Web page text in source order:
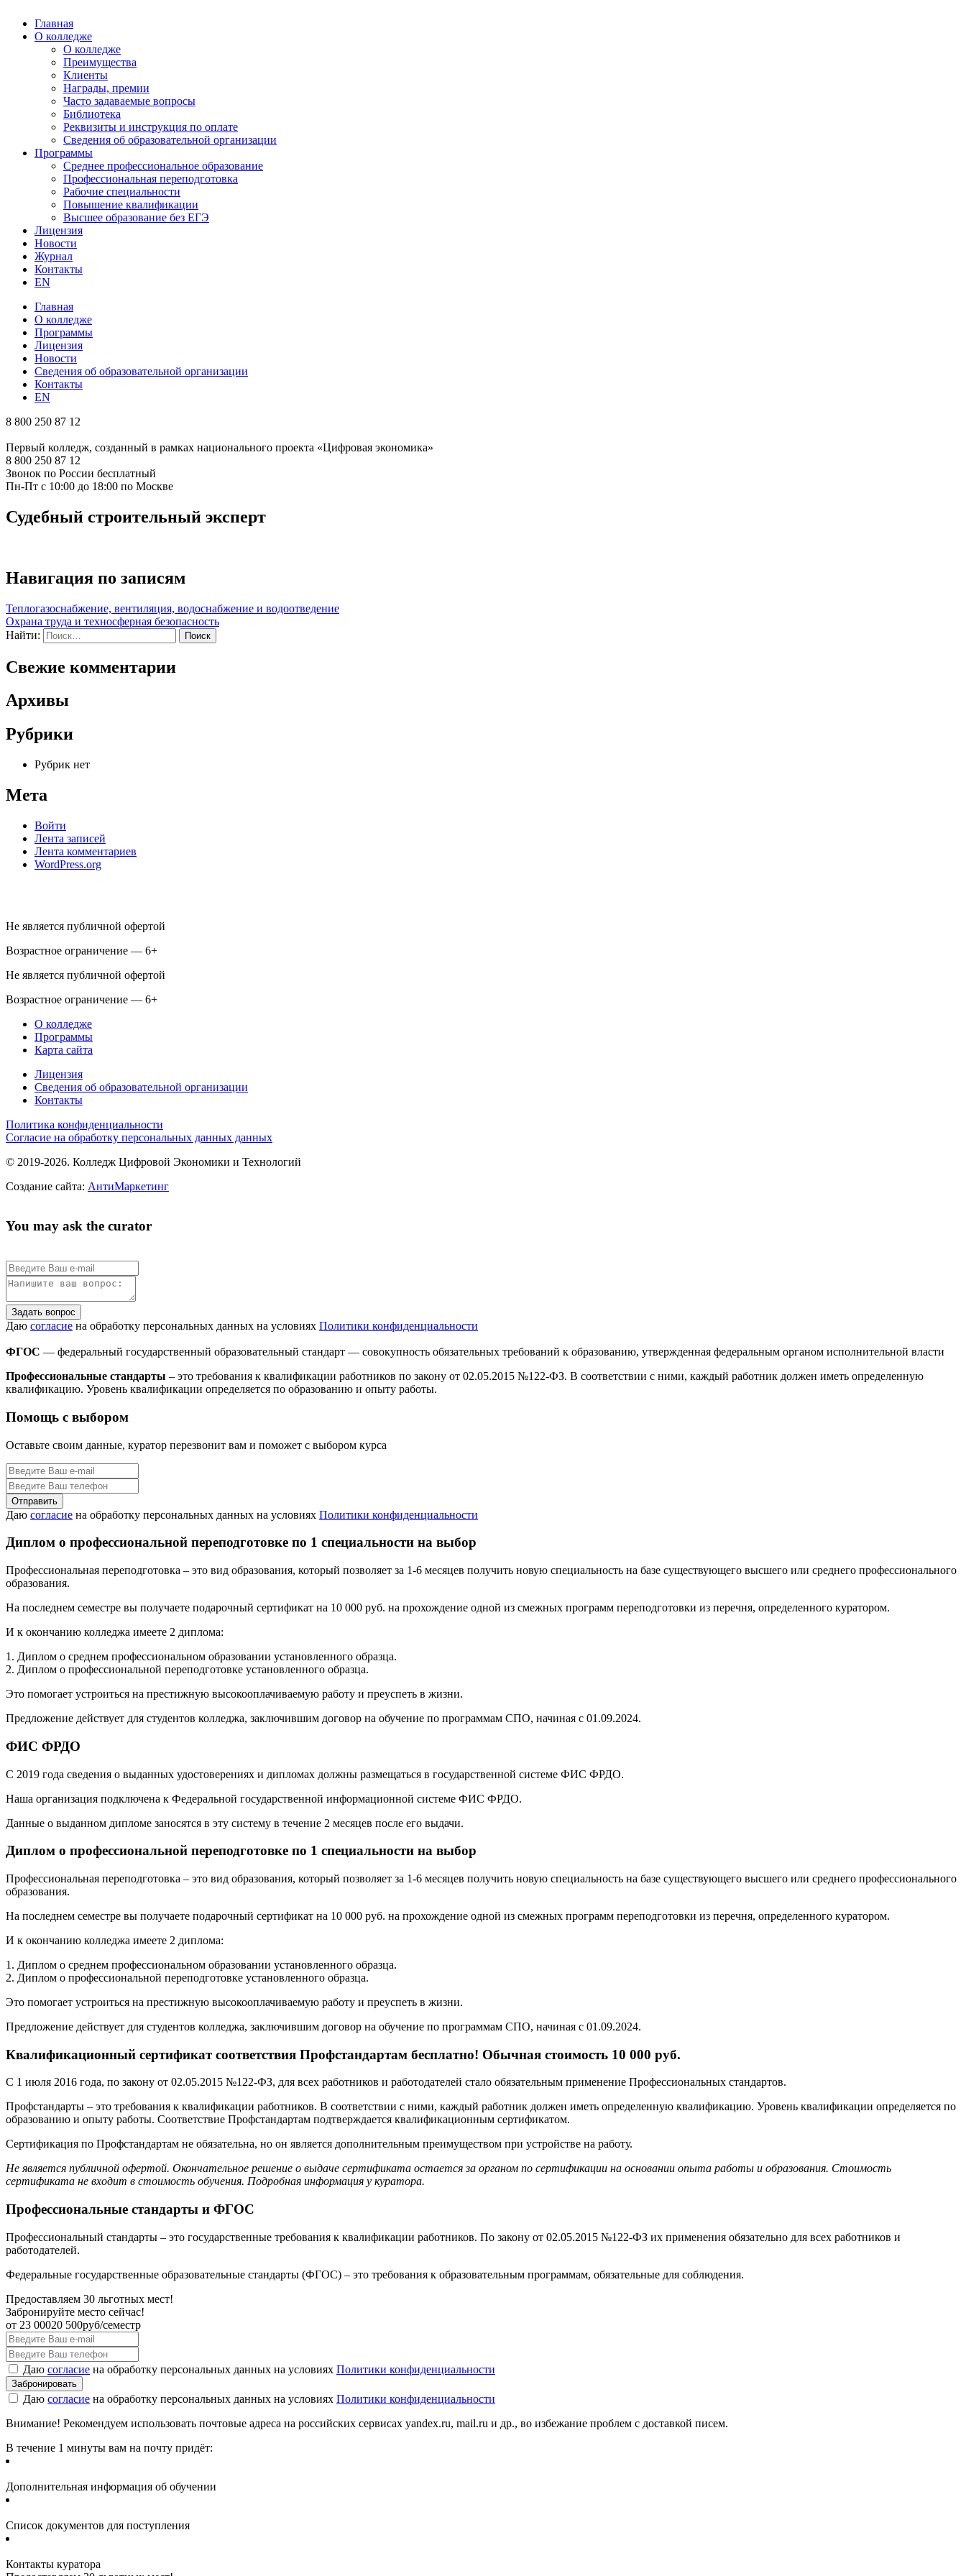
Главная
О колледже
О колледже
Преимущества
Клиенты
Награды, премии
Часто задаваемые вопросы
Библиотека
Реквизиты и инструкция по оплате
Сведения об образовательной организации
Программы
Среднее профессиональное образование
Профессиональная переподготовка
Рабочие специальности
Повышение квалификации
Высшее образование без ЕГЭ
Лицензия
Новости
Журнал
Контакты
EN
Главная
О колледже
Программы
Лицензия
Новости
Сведения об образовательной организации
Контакты
EN
8 800 250 87 12
Первый колледж, созданный в рамках национального проекта «Цифровая экономика»
8 800 250 87 12
Звонок по России бесплатный
Пн-Пт с 10:00 до 18:00 по Москве
Судебный строительный эксперт
Навигация по записям
Теплогазоснабжение, вентиляция, водоснабжение и водоотведение
Охрана труда и техносферная безопасность
Найти:
Свежие комментарии
Архивы
Рубрики
Рубрик нет
Мета
Войти
Лента записей
Лента комментариев
WordPress.org
Не является публичной офертой
Возрастное ограничение — 6+
Не является публичной офертой
Возрастное ограничение — 6+
О колледже
Программы
Карта сайта
Лицензия
Сведения об образовательной организации
Контакты
Политика конфиденциальности
Согласие на обработку персональных данных данных
© 2019-2026. Колледж Цифровой Экономики и Технологий
Создание сайта: АнтиМаркетинг
You may ask the curator
Задать вопрос
Даю согласие на обработку персональных данных на условиях Политики конфиденциальности
ФГОС — федеральный государственный образовательный стандарт — совокупность обязательных требований к образованию, утвержденная федеральным органом исполнительной власти
Профессиональные стандарты – это требования к квалификации работников по закону от 02.05.2015 №122-ФЗ. В соответствии с ними, каждый работник должен иметь определенную
квалификацию. Уровень квалификации определяется по образованию и опыту работы.
Помощь с выбором
Оставьте своим данные, куратор перезвонит вам и поможет с выбором курса
Даю согласие на обработку персональных данных на условиях Политики конфиденциальности
Диплом о профессиональной переподготовке по 1 специальности на выбор
Профессиональная переподготовка – это вид образования, который позволяет за 1-6 месяцев получить новую специальность на базе существующего высшего или среднего профессионального
образования.
На последнем семестре вы получаете подарочный сертификат на 10 000 руб. на прохождение одной из смежных программ переподготовки из перечня, определенного куратором.
И к окончанию колледжа имеете 2 диплома:
1. Диплом о среднем профессиональном образовании установленного образца.
2. Диплом о профессиональной переподготовке установленного образца.
Это помогает устроиться на престижную высокооплачиваемую работу и преуспеть в жизни.
Предложение действует для студентов колледжа, заключившим договор на обучение по программам СПО, начиная с 01.09.2024.
ФИС ФРДО
С 2019 года сведения о выданных удостоверениях и дипломах должны размещаться в государственной системе ФИС ФРДО.
Наша организация подключена к Федеральной государственной информационной системе ФИС ФРДО.
Данные о выданном дипломе заносятся в эту систему в течение 2 месяцев после его выдачи.
Диплом о профессиональной переподготовке по 1 специальности на выбор
Профессиональная переподготовка – это вид образования, который позволяет за 1-6 месяцев получить новую специальность на базе существующего высшего или среднего профессионального
образования.
На последнем семестре вы получаете подарочный сертификат на 10 000 руб. на прохождение одной из смежных программ переподготовки из перечня, определенного куратором.
И к окончанию колледжа имеете 2 диплома:
1. Диплом о среднем профессиональном образовании установленного образца.
2. Диплом о профессиональной переподготовке установленного образца.
Это помогает устроиться на престижную высокооплачиваемую работу и преуспеть в жизни.
Предложение действует для студентов колледжа, заключившим договор на обучение по программам СПО, начиная с 01.09.2024.
Квалификационный сертификат соответствия Профстандартам бесплатно! Обычная стоимость 10 000 руб.
С 1 июля 2016 года, по закону от 02.05.2015 №122-ФЗ, для всех работников и работодателей стало обязательным применение Профессиональных стандартов.
Профстандарты – это требования к квалификации работников. В соответствии с ними, каждый работник должен иметь определенную квалификацию. Уровень квалификации определяется по
образованию и опыту работы. Соответствие Профстандартам подтверждается квалификационным сертификатом.
Сертификация по Профстандартам не обязательна, но он является дополнительным преимуществом при устройстве на работу.
Не является публичной офертой. Окончательное решение о выдаче сертификата остается за органом по сертификации на основании опыта работы и образования. Стоимость
сертификата не входит в стоимость обучения. Подробная информация у куратора.
Профессиональные стандарты и ФГОС
Профессиональный стандарты – это государственные требования к квалификации работников. По закону от 02.05.2015 №122-ФЗ их применения обязательно для всех работников и
работодателей.
Федеральные государственные образовательные стандарты (ФГОС) – это требования к образовательным программам, обязательные для соблюдения.
Предоставляем 30 льготных мест!
Забронируйте место сейчас!
от 23 00020 500руб/семестр
Даю согласие на обработку персональных данных на условиях Политики конфиденциальности
Даю согласие на обработку персональных данных на условиях Политики конфиденциальности
Внимание! Рекомендуем использовать почтовые адреса на российских сервисах yandex.ru, mail.ru и др., во избежание проблем с доставкой писем.
В течение 1 минуты вам на почту придёт:
Дополнительная информация об обучении
Список документов для поступления
Контакты куратора